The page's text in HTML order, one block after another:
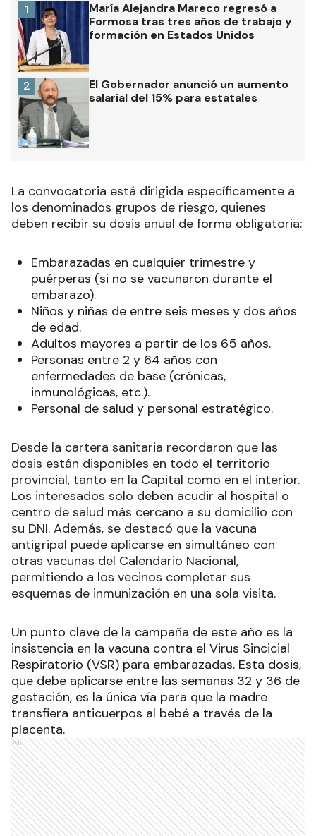
María Alejandra Mareco regresó a
Formosa tras tres años de trabajo y
formación en Estados Unidos
1
El Gobernador anunció un aumento
salarial del 15% para estatales
2
La convocatoria está dirigida específicamente a
los denominados grupos de riesgo, quienes
deben recibir su dosis anual de forma obligatoria:
Embarazadas en cualquier trimestre y
puérperas (si no se vacunaron durante el
embarazo).
Niños y niñas de entre seis meses y dos años
de edad.
Adultos mayores a partir de los 65 años.
Personas entre 2 y 64 años con
enfermedades de base (crónicas,
inmunológicas, etc.).
Personal de salud y personal estratégico.
Desde la cartera sanitaria recordaron que las
dosis están disponibles en todo el territorio
provincial, tanto en la Capital como en el interior.
Los interesados solo deben acudir al hospital o
centro de salud más cercano a su domicilio con
su DNI. Además, se destacó que la vacuna
antigripal puede aplicarse en simultáneo con
otras vacunas del Calendario Nacional,
permitiendo a los vecinos completar sus
esquemas de inmunización en una sola visita.
Un punto clave de la campaña de este año es la
insistencia en la vacuna contra el Virus Sincicial
Respiratorio (VSR) para embarazadas. Esta dosis,
que debe aplicarse entre las semanas 32 y 36 de
gestación, es la única vía para que la madre
transfiera anticuerpos al bebé a través de la
placenta.
Ads